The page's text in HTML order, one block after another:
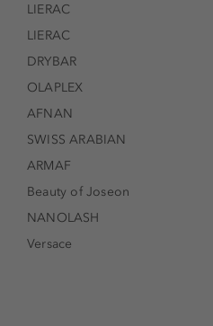
LIERAC
LIERAC
DRYBAR
OLAPLEX
AFNAN
SWISS ARABIAN
ARMAF
Beauty of Joseon
NANOLASH
Versace